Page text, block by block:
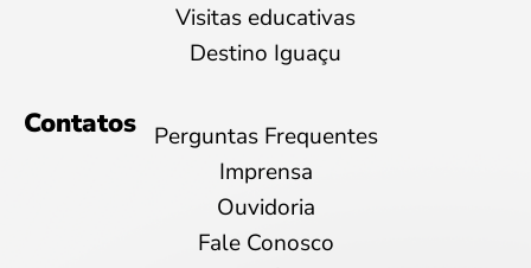
Visitas educativas
Destino Iguaçu
Contatos
Perguntas Frequentes
Imprensa
Ouvidoria
Fale Conosco